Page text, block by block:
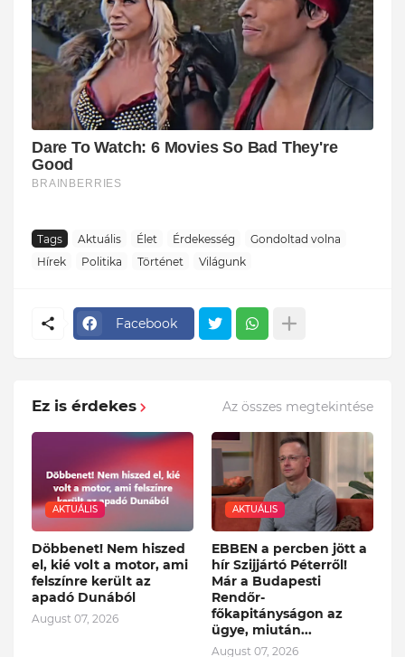
Tags Aktuális Élet Érdekesség
Gondoltad volna
Hírek
Politika Történet Világunk
Facebook
Ez is érdekes Az összes megtekintése
AKTUÁLIS
Döbbenet! Nem hiszed
el, kié volt a motor, ami
felszínre került az
apadó Dunából
August 07, 2026
AKTUÁLIS
EBBEN a percben jött a
hír Szijjártó Péterről!
Már a Budapesti
Rendőr-
főkapitányságon az
ügye, miután...
August 07, 2026